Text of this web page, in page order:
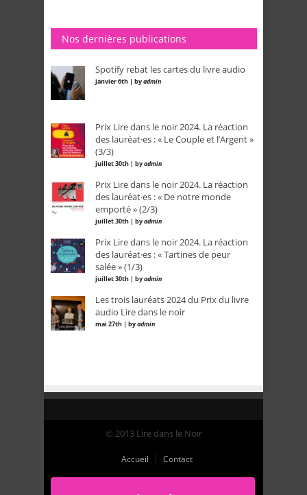
Nos dernières publications
Spotify rebat les cartes du livre audio
janvier 6th | byadmin
Prix Lire dans le noir 2024. La réaction
des lauréat·es : « Le Couple et l’Argent »
(3/3)
juillet 30th | byadmin
Prix Lire dans le noir 2024. La réaction
des lauréat·es : « De notre monde
emporté » (2/3)
juillet 30th | byadmin
Prix Lire dans le noir 2024. La réaction
des lauréat·es : « Tartines de peur
salée » (1/3)
juillet 30th | byadmin
Les trois lauréats 2024 du Prix du livre
audio Lire dans le noir
mai 27th | byadmin
© 2013 Lire dans le Noir
Accueil Contact